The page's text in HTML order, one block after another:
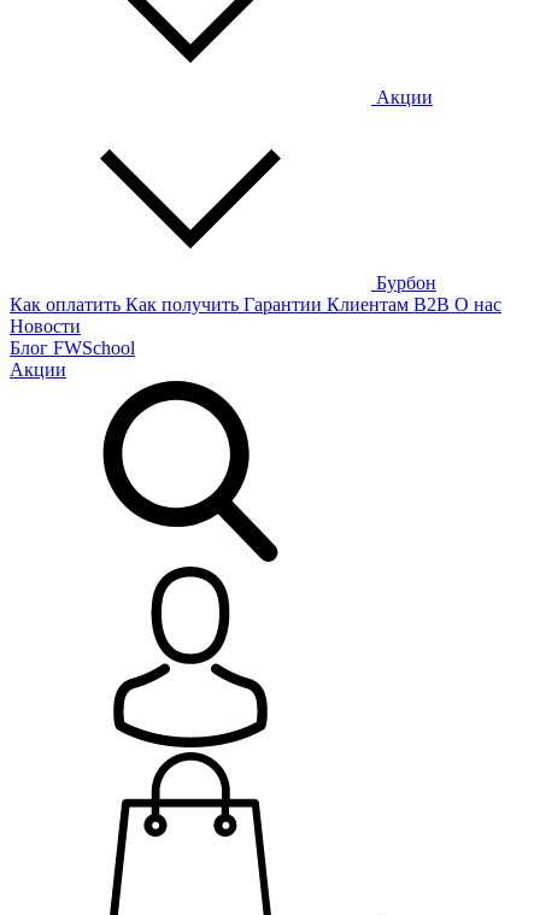
Акции
Бурбон
Как оплатить Как получить Гарантии Клиентам B2B О нас
Новости
Блог FWSchool
Акции